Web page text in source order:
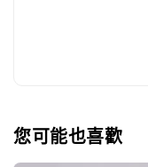
您可能也喜歡